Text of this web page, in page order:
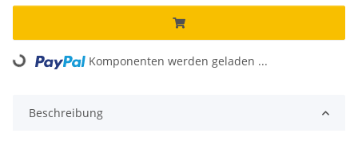
Loading... Komponenten werden geladen ...
Beschreibung